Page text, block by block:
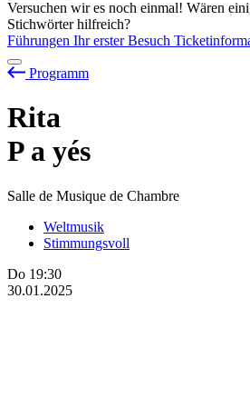
Versuchen wir es noch einmal! Wären
Stichwörter hilfreich?
Führungen Ihr erster Besuch
Programm
Rita
P a yés
Salle de Musique de Chambre
Weltmusik
Stimmungsvoll
Do 19:30
30.01.2025